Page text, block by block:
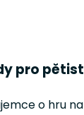
pro
o hru